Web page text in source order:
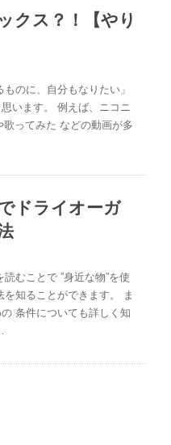
クス？！【やり
のに、自分もなりたい」
います。 例えば、ニコニ
歌ってみた などの動画が多
ドライオーガ
むことで ”身近な物”を使
知ることができます。 ま
条件についても詳しく知